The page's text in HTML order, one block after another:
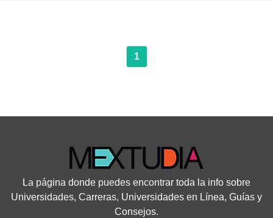
1
La página donde puedes encontrar toda la info sobre
Universidades, Carreras, Universidades en Línea, Guías y
Consejos.